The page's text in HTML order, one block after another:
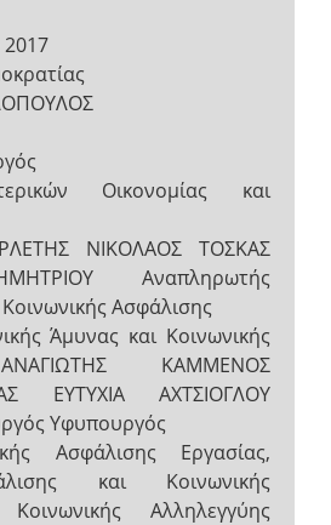
Οικονομίας και
ΝΙΚΟΛΑΟΣ ΤΟΣΚΑΣ
Αναπληρωτής
Ασφάλισης
Άμυνας και Κοινωνικής
ΚΑΜΜΕΝΟΣ
ΕΥΤΥΧΙΑ ΑΧΤΣΙΟΓΛΟΥ
Υφυπουργός
Ασφάλισης Εργασίας,
και Κοινωνικής
Αλληλεγγύης